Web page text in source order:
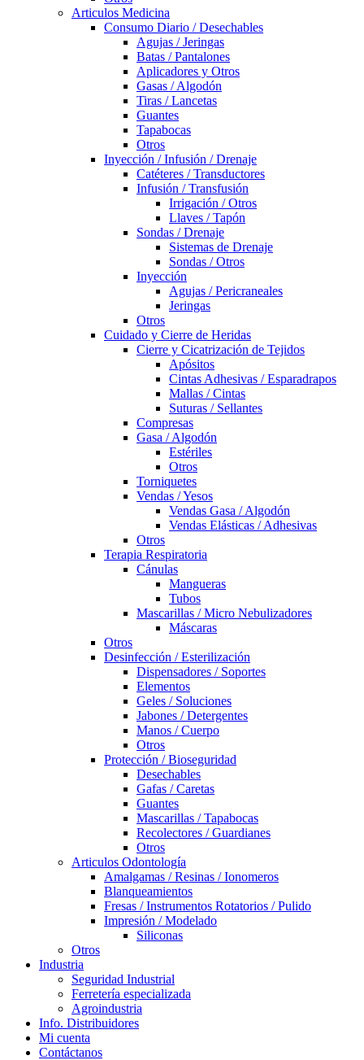
Articulos Medicina
Consumo Diario / Desechables
Agujas / Jeringas
Batas / Pantalones
Aplicadores y Otros
Gasas / Algodón
Tiras / Lancetas
Guantes
Tapabocas
Otros
Inyección / Infusión / Drenaje
Catéteres / Transductores
Infusión / Transfusión
Irrigación / Otros
Llaves / Tapón
Sondas / Drenaje
Sistemas de Drenaje
Sondas / Otros
Inyección
Agujas / Pericraneales
Jeringas
Otros
Cuidado y Cierre de Heridas
Cierre y Cicatrización de Tejidos
Apósitos
Cintas Adhesivas / Esparadrapos
Mallas / Cintas
Suturas / Sellantes
Compresas
Gasa / Algodón
Estériles
Otros
Torniquetes
Vendas / Yesos
Vendas Gasa / Algodón
Vendas Elásticas / Adhesivas
Otros
Terapia Respiratoria
Cánulas
Mangueras
Tubos
Mascarillas / Micro Nebulizadores
Máscaras
Otros
Desinfección / Esterilización
Dispensadores / Soportes
Elementos
Geles / Soluciones
Jabones / Detergentes
Manos / Cuerpo
Otros
Protección / Bioseguridad
Desechables
Gafas / Caretas
Guantes
Mascarillas / Tapabocas
Recolectores / Guardianes
Otros
Articulos Odontología
Amalgamas / Resinas / Ionomeros
Blanqueamientos
Fresas / Instrumentos Rotatorios / Pulido
Impresión / Modelado
Siliconas
Otros
Industria
Seguridad Industrial
Ferretería especializada
Agroindustria
Info. Distribuidores
Mi cuenta
Contáctanos